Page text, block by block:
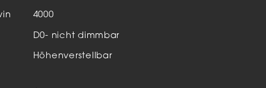
4000
D0- nicht dimmbar
Höhenverstellbar